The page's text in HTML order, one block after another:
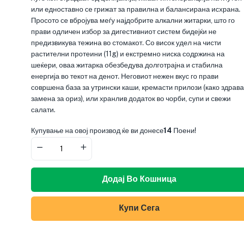
или едноставно се грижат за правилна и балансирана исхрана.
Просото се вбројува меѓу најдобрите алкални житарки, што го
прави одличен избор за дигестивниот систем бидејќи не
предизвикува тежина во стомакот. Со висок удел на чисти
растителни протеини (11g) и екстремно ниска содржина на
шеќери, оваа житарка обезбедува долготрајна и стабилна
енергија во текот на денот. Неговиот нежен вкус го прави
совршена база за утрински каши, кремасти прилози (како здрава
замена за ориз), или хранлив додаток во чорби, супи и свежи
салати.
Купување на овој производ ќе ви донесе14 Поени!
Додај Во Кошница
Купи Сега